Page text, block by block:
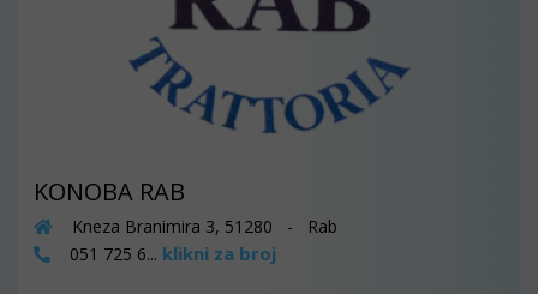
KONOBA RAB
Kneza Branimira 3, 51280 - Rab
051 725 6... klikni za broj